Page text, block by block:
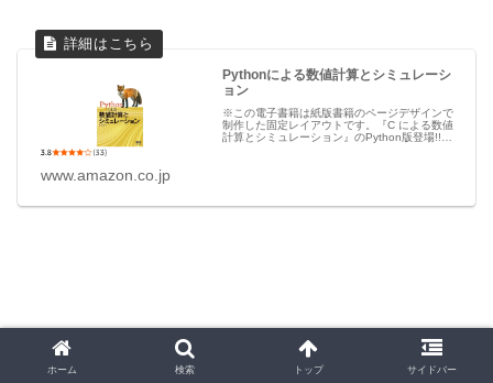
Pythonによる数値計算とシミュレーシ
ョン
※この電子書籍は紙版書籍のページデザインで
制作した固定レイアウトです。『C による数値
計算とシミュレーション』のPython版登場!!
www.amazon.co.jp
ホーム 検索 トップ サイドバー